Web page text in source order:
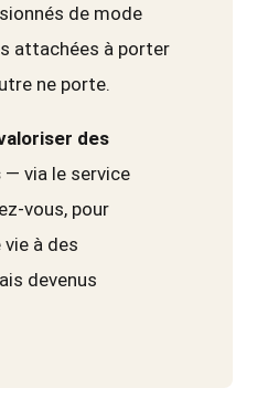
de mode
attachées à porter
ne porte.
des
— via le service
vous, pour
à des
devenus